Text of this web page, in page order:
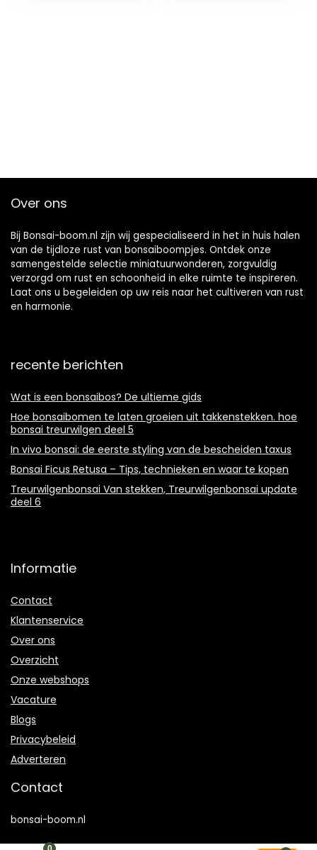
Over ons
Bij Bonsai-boom.nl zijn wij gespecialiseerd in het in huis halen
van de tijdloze rust van bonsaiboompjes. Ontdek onze
samengestelde selectie miniatuurwonderen, zorgvuldig
verzorgd om rust en schoonheid in elke ruimte te inspireren.
Laat ons u begeleiden op uw reis naar het cultiveren van rust
en harmonie.
recente berichten
Wat is een bonsaibos? De ultieme gids
Hoe bonsaibomen te laten groeien uit takkenstekken. hoe
bonsai treurwilgen deel 5
In vivo bonsai: de eerste styling van de bescheiden taxus
Bonsai Ficus Retusa – Tips, technieken en waar te kopen
Treurwilgenbonsai Van stekken, Treurwilgenbonsai update
deel 6
Informatie
Contact
Klantenservice
Over ons
Overzicht
Onze webshops
Vacature
Blogs
Privacybeleid
Adverteren
Contact
bonsai-boom.nl